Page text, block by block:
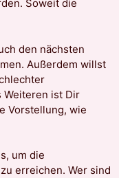
Soweit die
den nächsten
Außerdem willst
Weiteren ist Dir
Vorstellung, wie
um die
erreichen. Wer sind